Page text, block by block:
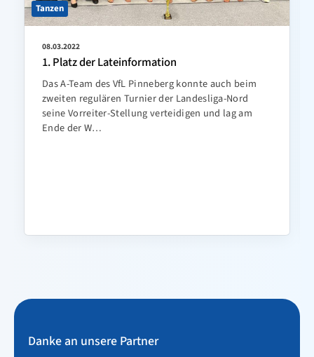
Tanzen
08.03.2022
1. Platz der Lateinformation
Das A-Team des VfL Pinneberg konnte auch beim
zweiten regulären Turnier der Landesliga-Nord
seine Vorreiter-Stellung verteidigen und lag am
Ende der W…
Danke an unsere Partner